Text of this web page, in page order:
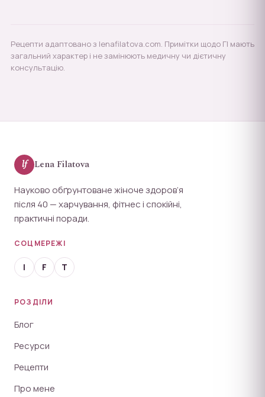
Рецепти адаптовано з lenafilatova.com. Примітки щодо ГІ мають
загальний характер і не замінюють медичну чи дієтичну
консультацію.
lf Lena Filatova
Науково обґрунтоване жіноче здоров’я
після 40 — харчування, фітнес і спокійні,
практичні поради.
СОЦМЕРЕЖІ
I F T
РОЗДІЛИ
Блог
Ресурси
Рецепти
Про мене